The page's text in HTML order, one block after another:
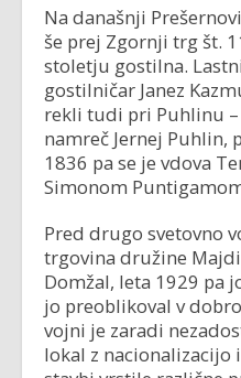
Na današnji
še prej Zgornji trg št.
stoletju gostilna.
gostilničar Janez
rekli tudi pri Puhlinu
namreč Jernej Puhlin,
1836 pa se je vdova
Simonom
Pred drugo svetovno
trgovina družine
Domžal, leta 1929 pa
jo preoblikoval v
vojni je zaradi
lokal z nacionalizacijo